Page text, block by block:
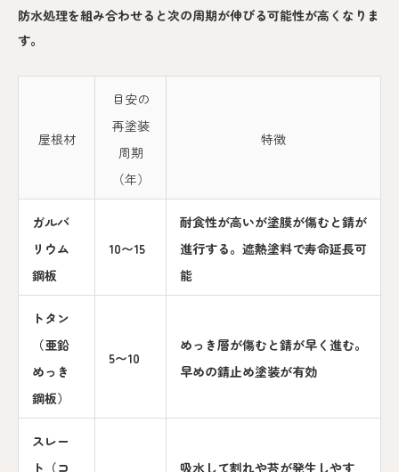
防水処理を組み合わせると次の周期が伸びる可能性が高くなりま
す。
屋根材
目安の
再塗装
周期
（年）
特徴
ガルバ
リウム
鋼板
10〜15
耐食性が高いが塗膜が傷むと錆が
進行する。遮熱塗料で寿命延長可
能
トタン
（亜鉛
めっき
鋼板）
5〜10
めっき層が傷むと錆が早く進む。
早めの錆止め塗装が有効
スレー
ト（コ
吸水して割れや苔が発生しやす